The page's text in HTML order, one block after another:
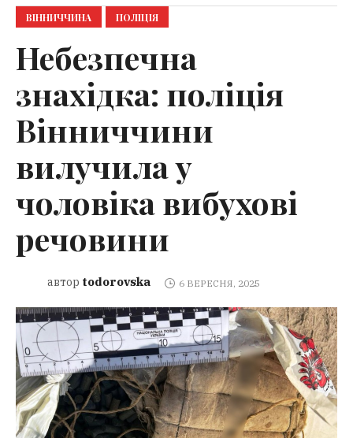
ВІННИЧЧИНА ПОЛІЦІЯ
Небезпечна
знахідка: поліція
Вінниччини
вилучила у
чоловіка вибухові
речовини
автор todorovska 6 ВЕРЕСНЯ, 2025